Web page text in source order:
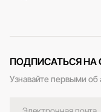
ПОДПИСАТЬСЯ НА
Узнавайте первыми об